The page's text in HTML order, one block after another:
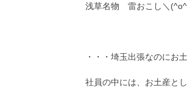
浅草名物 雷おこし＼
・・・埼玉出張なのにお
社員の中には、お土産と